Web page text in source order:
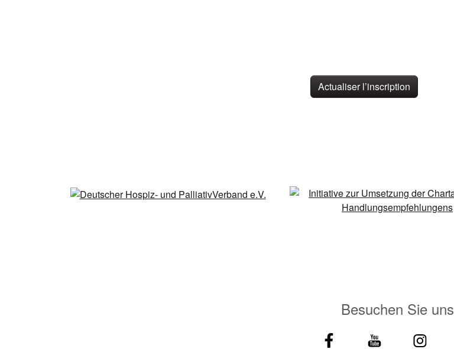
Actualiser l’inscription
Besuchen Sie uns